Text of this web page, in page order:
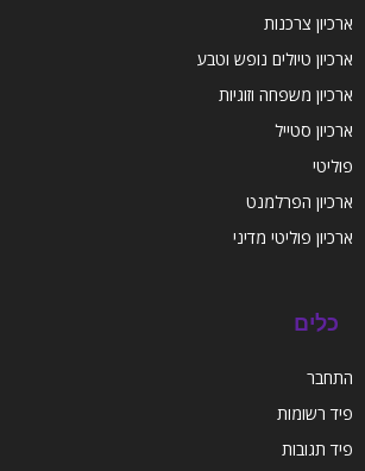
ארכיון צרכנות
ארכיון טיולים נופש וטבע
ארכיון משפחה וזוגיות
ארכיון סטייל
פוליטי
ארכיון הפרלמנט
ארכיון פוליטי מדיני
כלים
התחבר
פיד רשומות
פיד תגובות